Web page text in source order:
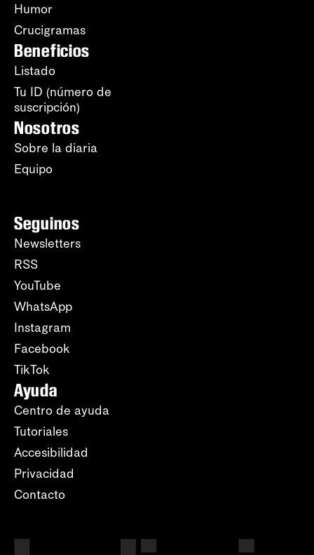
Humor
Crucigramas
Beneficios
Listado
Tu ID (número de
suscripción)
Nosotros
Sobre la diaria
Equipo
Seguinos
Newsletters
RSS
YouTube
WhatsApp
Instagram
Facebook
TikTok
Ayuda
Centro de ayuda
Tutoriales
Accesibilidad
Privacidad
Contacto